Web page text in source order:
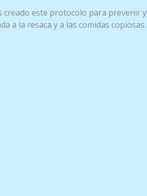
creado este protocolo para prevenir y
a la resaca y a las comidas copiosas.